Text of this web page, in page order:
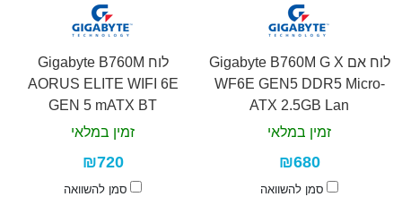
לוח אם Gigabyte B760M G X
WF6E GEN5 DDR5 Micro-
ATX 2.5GB Lan
זמין במלאי
₪680
סמן להשוואה
לוח Gigabyte B760M
AORUS ELITE WIFI 6E
GEN 5 mATX BT
זמין במלאי
₪720
סמן להשוואה